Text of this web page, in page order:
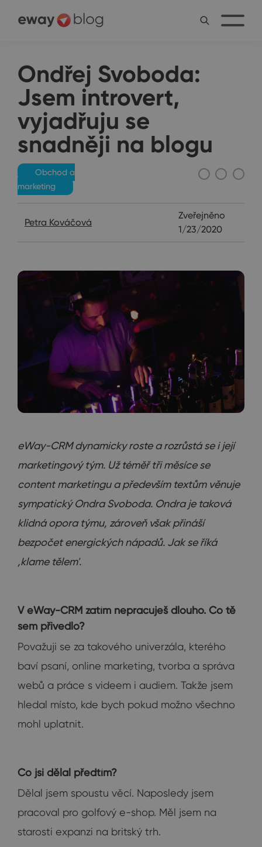
Ondřej Svoboda:
Jsem introvert,
vyjadřuju se
snadněji na blogu
Obchod a
marketing
Petra Kováčová
Zveřejněno
1/23/2020
eWay-CRM dynamicky roste a rozrůstá se i její
marketingový tým. Už téměř tři měsíce se
content marketingu a především textům věnuje
sympatický Ondra Svoboda. Ondra je taková
klidná opora týmu, zároveň však přináší
bezpočet energických nápadů. Jak se říká
,klame tělem'.
V eWay-CRM zatím nepracuješ dlouho. Co tě
sem přivedlo?
Považuji se za takového univerzála, kterého
baví psaní, online marketing, tvorba a správa
webů a práce s videem i audiem. Takže jsem
hledal místo, kde bych pokud možno všechno
mohl uplatnit.
Co jsi dělal předtím?
Dělal jsem spoustu věcí. Naposledy jsem
pracoval pro golfový e-shop. Měl jsem na
starosti expanzi na britský trh.